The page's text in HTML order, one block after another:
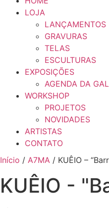
LOJA
LANÇAMENTOS
GRAVURAS
TELAS
ESCULTURAS
EXPOSIÇÕES
AGENDA DA
WORKSHOP
PROJETOS
NOVIDADES
ARTISTAS
CONTATO
Início / A7MA / KUÊIO –
KUÊIO -